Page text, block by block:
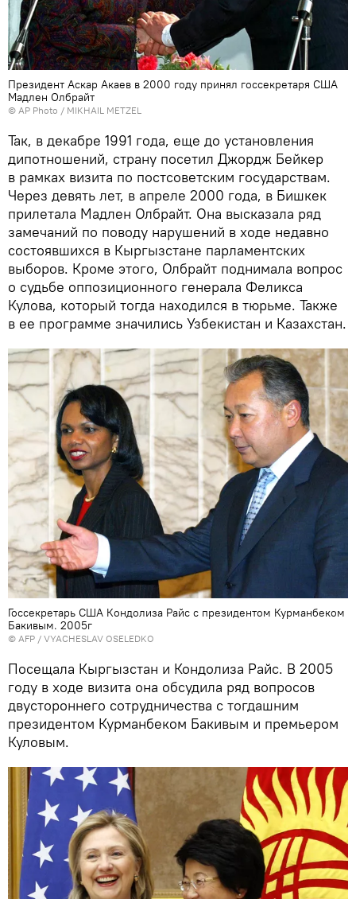
Президент Аскар Акаев в 2000 году принял госсекретаря США
Мадлен Олбрайт
© AP Photo / MIKHAIL METZEL
Так, в декабре 1991 года, еще до установления
дипотношений, страну посетил Джордж Бейкер
в рамках визита по постсоветским государствам.
Через девять лет, в апреле 2000 года, в Бишкек
прилетала Мадлен Олбрайт. Она высказала ряд
замечаний по поводу нарушений в ходе недавно
состоявшихся в Кыргызстане парламентских
выборов. Кроме этого, Олбрайт поднимала вопрос
о судьбе оппозиционного генерала Феликса
Кулова, который тогда находился в тюрьме. Также
в ее программе значились Узбекистан и Казахстан.
Госсекретарь США Кондолиза Райс с президентом Курманбеком
Бакивым. 2005г
© AFP / VYACHESLAV OSELEDKO
Посещала Кыргызстан и Кондолиза Райс. В 2005
году в ходе визита она обсудила ряд вопросов
двустороннего сотрудничества с тогдашним
президентом Курманбеком Бакивым и премьером
Куловым.